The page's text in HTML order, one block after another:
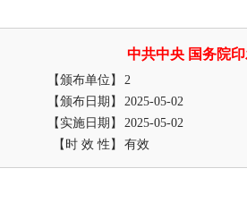
中共中央 国务院
【颁布单位】
2
【颁布日期】
2025-05-02
【实施日期】
2025-05-02
【时 效 性】
有效